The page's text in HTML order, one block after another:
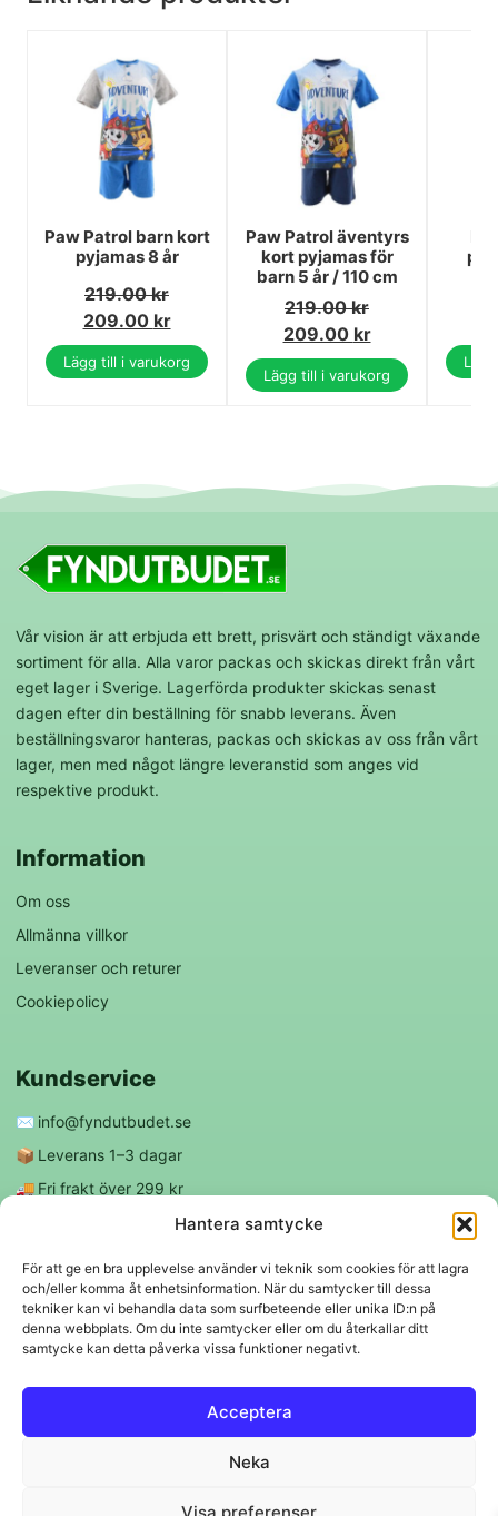
Hantera samtycke
För att ge en bra upplevelse använder vi teknik som cookies för att lagra
och/eller komma åt enhetsinformation. När du samtycker till dessa
tekniker kan vi behandla data som surfbeteende eller unika ID:n på
denna webbplats. Om du inte samtycker eller om du återkallar ditt
samtycke kan detta påverka vissa funktioner negativt.
Acceptera
Neka
Visa preferenser
Paw Patrol barn kort
pyjamas 8 år
219.00kr
209.00 kr
Lägg till i varukorg
Paw Patrol äventyrs
kort pyjamas för
barn 5 år / 110 cm
219.00kr
209.00 kr
Lägg till i varukorg
Vår vision är att erbjuda ett brett, prisvärt och ständigt växande
sortiment för alla. Alla varor packas och skickas direkt från vårt
eget lager i Sverige. Lagerförda produkter skickas senast
dagen efter din beställning för snabb leverans. Även
beställningsvaror hanteras, packas och skickas av oss från vårt
lager, men med något längre leveranstid som anges vid
respektive produkt.
Information
Om oss
Allmänna villkor
Leveranser och returer
Cookiepolicy
Kundservice
✉️ info@fyndutbudet.se
📦 Leverans 1–3 dagar
🚚 Fri frakt över 299 kr
Följ oss
f ◎
Trygga betalningar
Swish